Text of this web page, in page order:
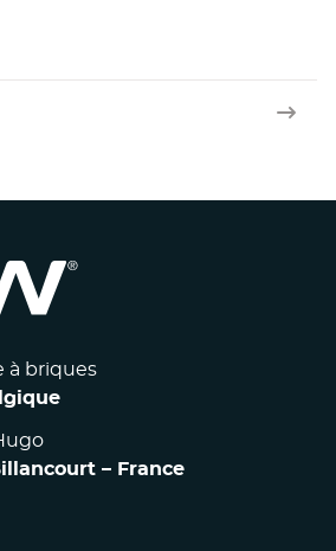
Article
à briques
– France